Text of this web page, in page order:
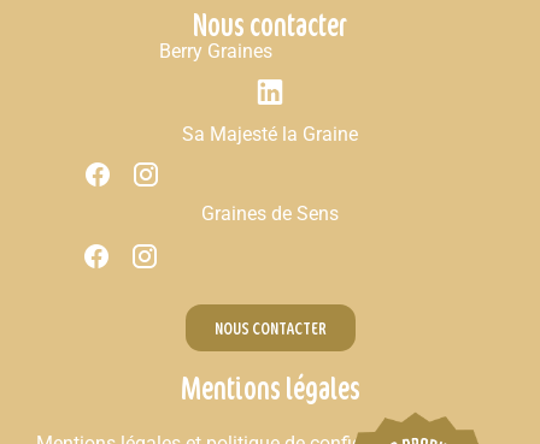
Nous contacter
Berry Graines
Sa Majesté la Graine
Graines de Sens
NOUS CONTACTER
Mentions légales